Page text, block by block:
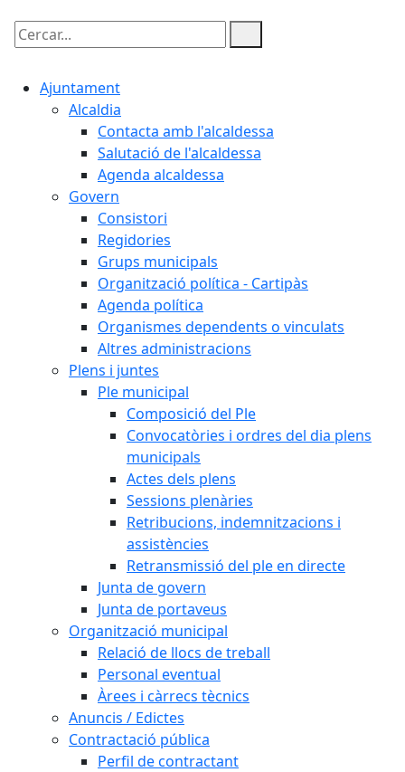
Cercar:
Ajuntament
Alcaldia
Contacta amb l'alcaldessa
Salutació de l'alcaldessa
Agenda alcaldessa
Govern
Consistori
Regidories
Grups municipals
Organització política - Cartipàs
Agenda política
Organismes dependents o vinculats
Altres administracions
Plens i juntes
Ple municipal
Composició del Ple
Convocatòries i ordres del dia plens
municipals
Actes dels plens
Sessions plenàries
Retribucions, indemnitzacions i
assistències
Retransmissió del ple en directe
Junta de govern
Junta de portaveus
Organització municipal
Relació de llocs de treball
Personal eventual
Àrees i càrrecs tècnics
Anuncis / Edictes
Contractació pública
Perfil de contractant